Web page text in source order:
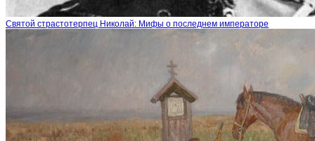
Святой страстотерпец Николай: Мифы о последнем императоре